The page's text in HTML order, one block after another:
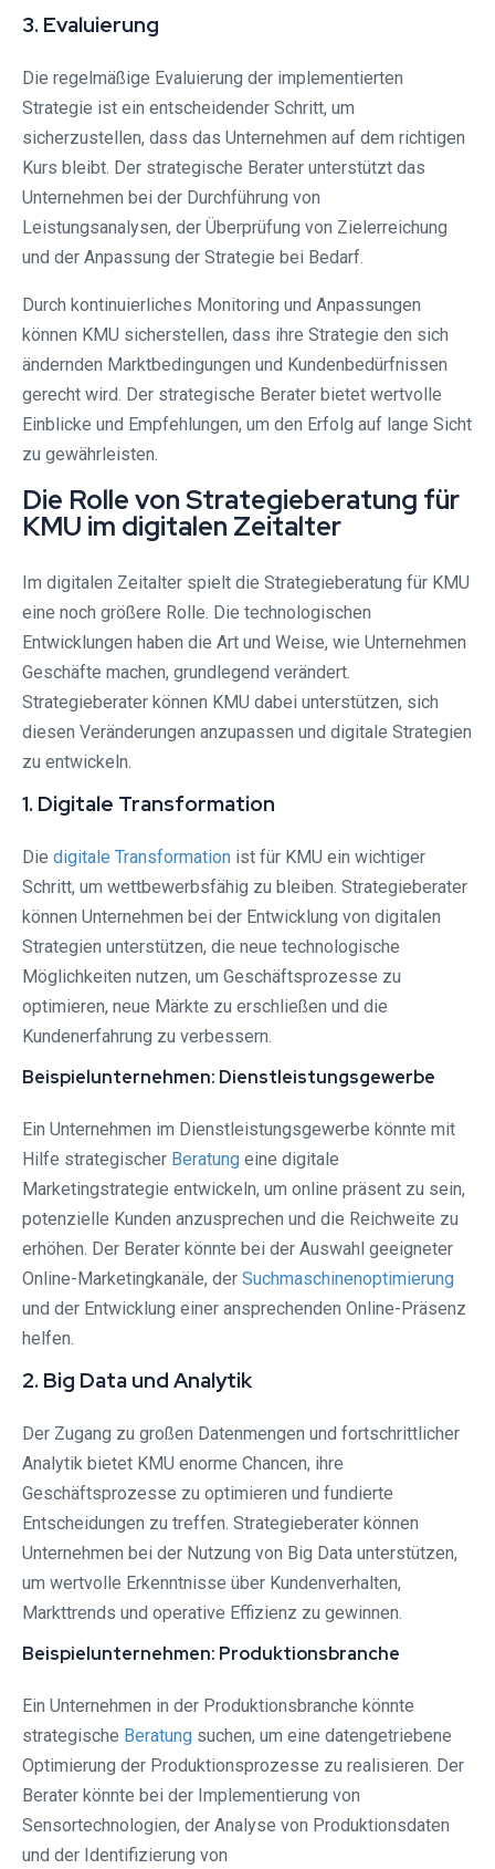
3. Evaluierung
Die regelmäßige Evaluierung der implementierten
Strategie ist ein entscheidender Schritt, um
sicherzustellen, dass das Unternehmen auf dem richtigen
Kurs bleibt. Der strategische Berater unterstützt das
Unternehmen bei der Durchführung von
Leistungsanalysen, der Überprüfung von Zielerreichung
und der Anpassung der Strategie bei Bedarf.
Durch kontinuierliches Monitoring und Anpassungen
können KMU sicherstellen, dass ihre Strategie den sich
ändernden Marktbedingungen und Kundenbedürfnissen
gerecht wird. Der strategische Berater bietet wertvolle
Einblicke und Empfehlungen, um den Erfolg auf lange Sicht
zu gewährleisten.
Die Rolle von Strategieberatung für
KMU im digitalen Zeitalter
Im digitalen Zeitalter spielt die Strategieberatung für KMU
eine noch größere Rolle. Die technologischen
Entwicklungen haben die Art und Weise, wie Unternehmen
Geschäfte machen, grundlegend verändert.
Strategieberater können KMU dabei unterstützen, sich
diesen Veränderungen anzupassen und digitale Strategien
zu entwickeln.
1. Digitale Transformation
Die digitale Transformation ist für KMU ein wichtiger
Schritt, um wettbewerbsfähig zu bleiben. Strategieberater
können Unternehmen bei der Entwicklung von digitalen
Strategien unterstützen, die neue technologische
Möglichkeiten nutzen, um Geschäftsprozesse zu
optimieren, neue Märkte zu erschließen und die
Kundenerfahrung zu verbessern.
Beispielunternehmen: Dienstleistungsgewerbe
Ein Unternehmen im Dienstleistungsgewerbe könnte mit
Hilfe strategischer Beratung eine digitale
Marketingstrategie entwickeln, um online präsent zu sein,
potenzielle Kunden anzusprechen und die Reichweite zu
erhöhen. Der Berater könnte bei der Auswahl geeigneter
Online-Marketingkanäle, der Suchmaschinenoptimierung
und der Entwicklung einer ansprechenden Online-Präsenz
helfen.
2. Big Data und Analytik
Der Zugang zu großen Datenmengen und fortschrittlicher
Analytik bietet KMU enorme Chancen, ihre
Geschäftsprozesse zu optimieren und fundierte
Entscheidungen zu treffen. Strategieberater können
Unternehmen bei der Nutzung von Big Data unterstützen,
um wertvolle Erkenntnisse über Kundenverhalten,
Markttrends und operative Effizienz zu gewinnen.
Beispielunternehmen: Produktionsbranche
Ein Unternehmen in der Produktionsbranche könnte
strategische Beratung suchen, um eine datengetriebene
Optimierung der Produktionsprozesse zu realisieren. Der
Berater könnte bei der Implementierung von
Sensortechnologien, der Analyse von Produktionsdaten
und der Identifizierung von